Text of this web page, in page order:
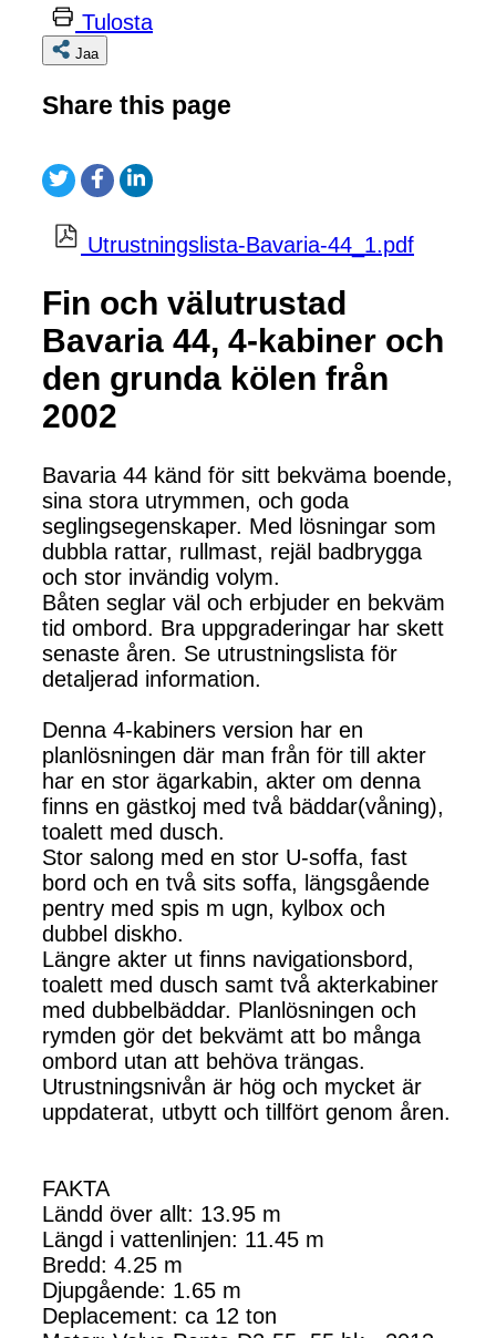
Tulosta
Jaa
Share this page
Utrustningslista-Bavaria-44_1.pdf
Fin och välutrustad
Bavaria 44, 4-kabiner och
den grunda kölen från
2002
Bavaria 44 känd för sitt bekväma boende,
sina stora utrymmen, och goda
seglingsegenskaper. Med lösningar som
dubbla rattar, rullmast, rejäl badbrygga
och stor invändig volym.
Båten seglar väl och erbjuder en bekväm
tid ombord. Bra uppgraderingar har skett
senaste åren. Se utrustningslista för
detaljerad information.
Denna 4-kabiners version har en
planlösningen där man från för till akter
har en stor ägarkabin, akter om denna
finns en gästkoj med två bäddar(våning),
toalett med dusch.
Stor salong med en stor U-soffa, fast
bord och en två sits soffa, längsgående
pentry med spis m ugn, kylbox och
dubbel diskho.
Längre akter ut finns navigationsbord,
toalett med dusch samt två akterkabiner
med dubbelbäddar. Planlösningen och
rymden gör det bekvämt att bo många
ombord utan att behöva trängas.
Utrustningsnivån är hög och mycket är
uppdaterat, utbytt och tillfört genom åren.
FAKTA
Ländd över allt: 13.95 m
Längd i vattenlinjen: 11.45 m
Bredd: 4.25 m
Djupgående: 1.65 m
Deplacement: ca 12 ton